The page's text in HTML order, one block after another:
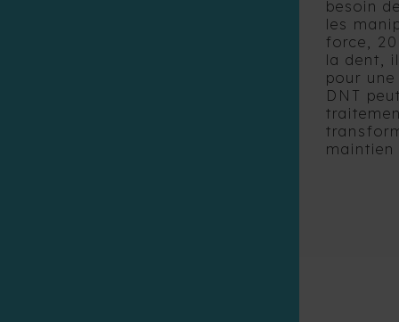
besoin
les
force,
la dent,
pour
DNT
maintien